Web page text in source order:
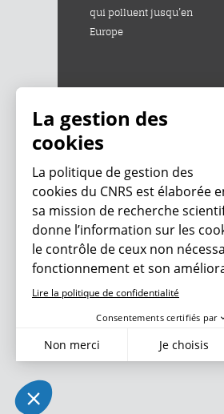
qui polluent jusqu’en
Europe
La gestion des
cookies
La politique de gestion des
cookies du CNRS est élaborée
sa mission de recherche
donne l’information sur les
le contrôle de ceux non
fonctionnement et son
Lire la politique de confidentialité
Consentements certifiés par
Non merci Je choisis
Plateforme de Gestion du
Notre plateforme vous permet